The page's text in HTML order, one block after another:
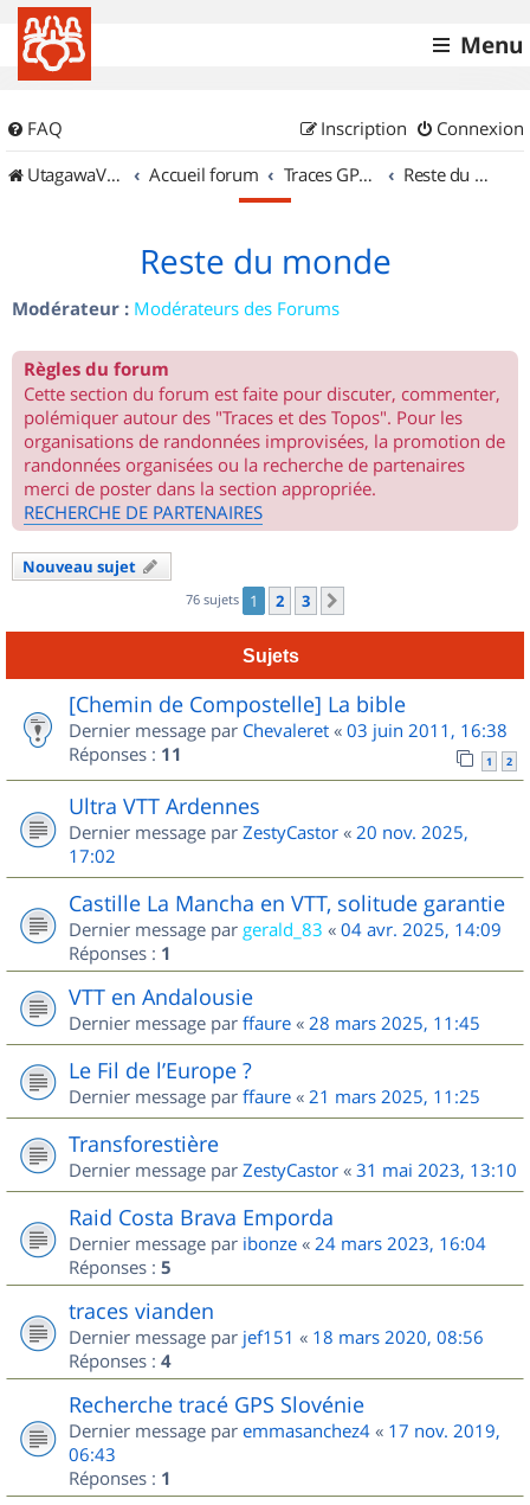
Menu
FAQ Connexion
Inscription
UtagawaVTT (Randos VTT et VTTAE avec traces GPS)
Accueil forum Traces GPS de randos VTT Reste du monde
Reste du monde
Modérateur : Modérateurs des Forums
Règles du forum
Cette section du forum est faite pour discuter, commenter,
polémiquer autour des "Traces et des Topos". Pour les
organisations de randonnées improvisées, la promotion de
randonnées organisées ou la recherche de partenaires
merci de poster dans la section appropriée.
RECHERCHE DE PARTENAIRES
Nouveau sujet
76 sujets 1 2 3
Sujets
[Chemin de Compostelle] La bible
Dernier message par Chevaleret « 03 juin 2011, 16:38
Réponses : 11 1 2
Ultra VTT Ardennes
Dernier message par ZestyCastor « 20 nov. 2025,
17:02
Castille La Mancha en VTT, solitude garantie
Dernier message par gerald_83 « 04 avr. 2025, 14:09
Réponses : 1
VTT en Andalousie
Dernier message par ffaure « 28 mars 2025, 11:45
Le Fil de l’Europe ?
Dernier message par ffaure « 21 mars 2025, 11:25
Transforestière
Dernier message par ZestyCastor « 31 mai 2023, 13:10
Raid Costa Brava Emporda
Dernier message par ibonze « 24 mars 2023, 16:04
Réponses : 5
traces vianden
Dernier message par jef151 « 18 mars 2020, 08:56
Réponses : 4
Recherche tracé GPS Slovénie
Dernier message par emmasanchez4 « 17 nov. 2019,
06:43
Réponses : 1